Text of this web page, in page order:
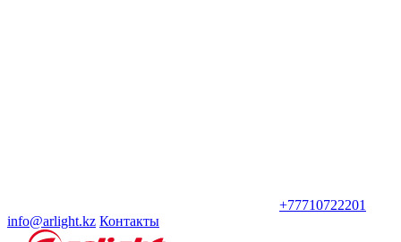
+77710722201
info@arlight.kz Контакты